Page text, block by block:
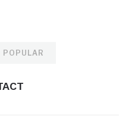
POPULAR